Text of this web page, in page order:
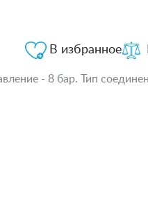
В избранное
- 8 бар. Тип